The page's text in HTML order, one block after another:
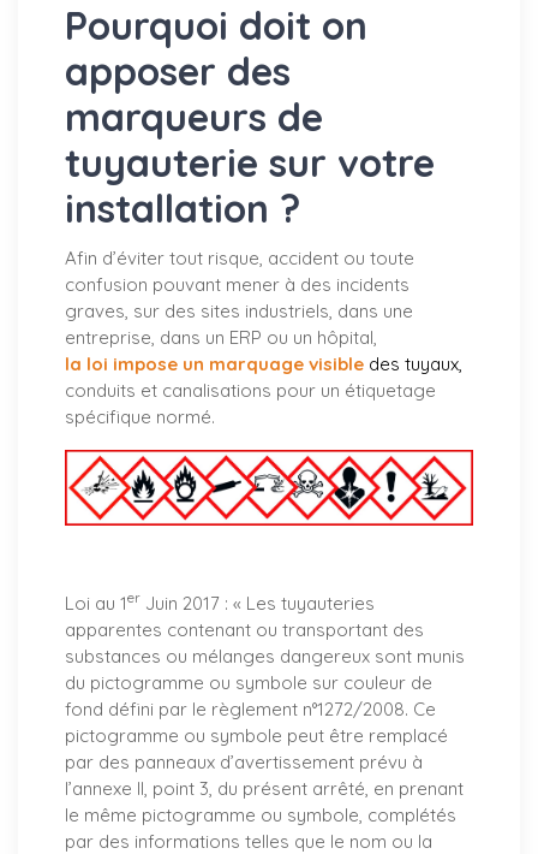
Pourquoi doit on
apposer des
marqueurs de
tuyauterie sur votre
installation ?
Afin d’éviter tout risque, accident ou toute
confusion pouvant mener à des incidents
graves, sur des sites industriels, dans une
entreprise, dans un ERP ou un hôpital,
la loi impose un marquage visible des tuyaux,
conduits et canalisations pour un étiquetage
spécifique normé.
Loi au 1er Juin 2017 : « Les tuyauteries
apparentes contenant ou transportant des
substances ou mélanges dangereux sont munis
du pictogramme ou symbole sur couleur de
fond défini par le règlement n°1272/2008. Ce
pictogramme ou symbole peut être remplacé
par des panneaux d’avertissement prévu à
l’annexe II, point 3, du présent arrêté, en prenant
le même pictogramme ou symbole, complétés
par des informations telles que le nom ou la